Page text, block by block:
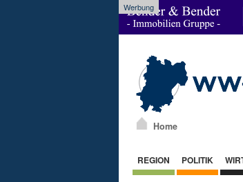
Werbung
Home
REGION POLITIK